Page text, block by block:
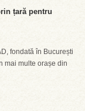
țară pentru
fondată în București
mai multe orașe din